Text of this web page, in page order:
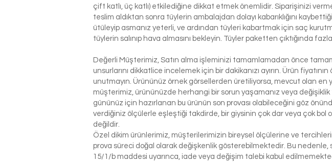
çift katlı, üç katlı) etkilediğine dikkat etmek önemlidir. Siparişinizi
teslim aldıktan sonra tüylerin ambalajdan dolayı kabarıklığını
ütüleyip asmanız yeterli, ve ardından tüyleri kabartmak için saç
tüylerin salınıp hava almasını bekleyin. Tüyler paketten çıktığında
Değerli Müşterimiz, Satın alma işleminizi tamamlamadan önce
unsurlarını dikkatlice incelemek için bir dakikanızı ayırın. Ürün
unutmayın. Ürününüz örnek görsellerden üretiliyorsa, mevcut olan
müşterimiz, ürününüzde herhangi bir sorun yaşamanız veya
gününüz için hazırlanan bu ürünün son provası olabileceğini göz
verdiğiniz ölçülerle eşleştiği takdirde, bir giysinin çok dar veya çok bol
değildir.
Özel dikim ürünlerimiz, müşterilerimizin bireysel ölçülerine ve
prova süreci doğal olarak değişkenlik gösterebilmektedir. Bu
15/1/b maddesi uyarınca, iade veya değişim talebi kabul